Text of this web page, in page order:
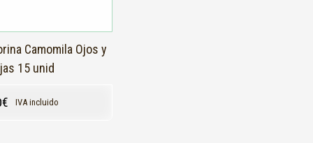
Camomila Ojos y
15 unid
€ IVA incluido